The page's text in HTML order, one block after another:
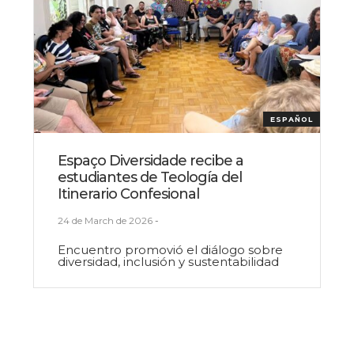
ESPAÑOL
Espaço Diversidade recibe a
estudiantes de Teología del
Itinerario Confesional
24 de March de 2026 -
Encuentro promovió el diálogo sobre
diversidad, inclusión y sustentabilidad